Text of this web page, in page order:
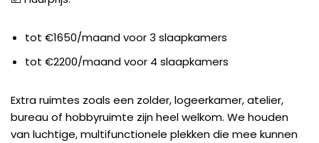
tot €1650/maand voor 3 slaapkamers
tot €2200/maand voor 4 slaapkamers
Extra ruimtes zoals een zolder, logeerkamer, atelier,
bureau of hobbyruimte zijn heel welkom. We houden
van luchtige, multifunctionele plekken die mee kunnen